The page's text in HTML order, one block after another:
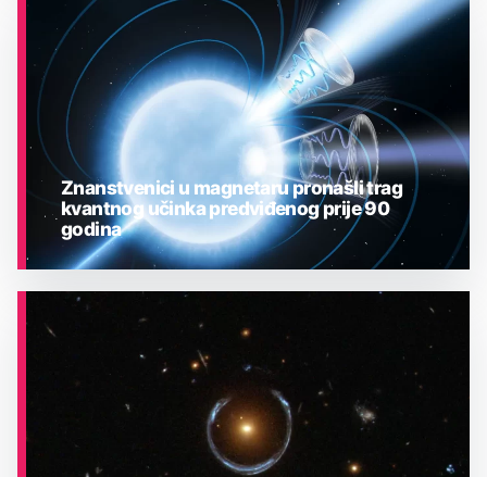
ASTRONOMIJA
ASTRONOMIJA
Znanstvenici u magnetaru pronašli trag
kvantnog učinka predviđenog prije 90
godina